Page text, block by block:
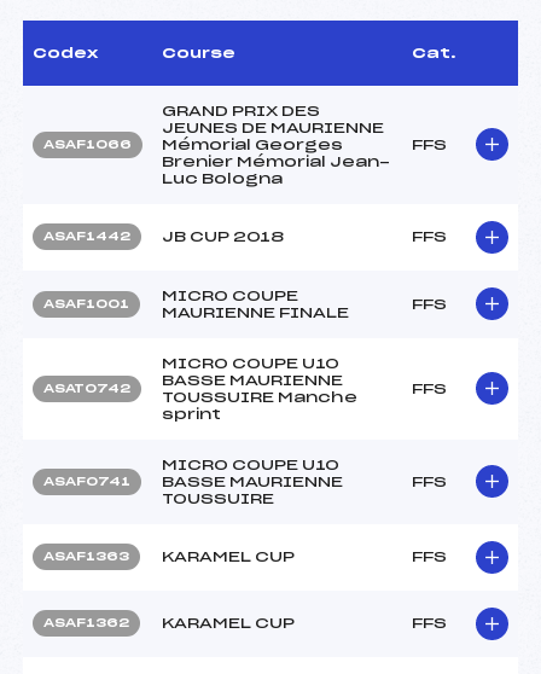
Codex Course Cat.
ASAF1066
GRAND PRIX DES
JEUNES DE MAURIENNE
Mémorial Georges
Brenier Mémorial Jean-
Luc Bologna
FFS
ASAF1442 JB CUP 2018 FFS
ASAF1001
MICRO COUPE
MAURIENNE FINALE
FFS
ASAT0742
MICRO COUPE U10
BASSE MAURIENNE
TOUSSUIRE Manche
sprint
FFS
ASAF0741
MICRO COUPE U10
BASSE MAURIENNE
TOUSSUIRE
FFS
ASAF1363 KARAMEL CUP FFS
ASAF1362 KARAMEL CUP FFS